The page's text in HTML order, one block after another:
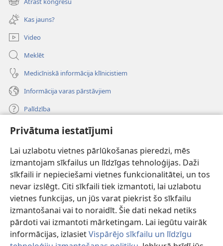
Privātuma iestatījumi
Lai uzlabotu vietnes pārlūkošanas pieredzi, mēs
izmantojam sīkfailus un līdzīgas tehnoloģijas. Daži
sīkfaili ir nepieciešami vietnes funkcionalitātei, un tos
nevar izslēgt. Citi sīkfaili tiek izmantoti, lai uzlabotu
vietnes funkcijas, un jūs varat piekrist šo sīkfailu
izmantošanai vai to noraidīt. Šie dati nekad netiks
pārdoti vai izmantoti mārketingam. Lai iegūtu vairāk
informācijas, izlasietVispārējo sīkfailu un līdzīgu
window)
(opens
new
window)
Kas jauns?
Video
Meklēt
Medicīniskā informācija klīnicistiem
Informācija varas pārstāvjiem
Palīdzība
Ziedojumi
new
Sargtorņa TIEŠSAISTES BIBLIOTĒKA
(opens
new
window)JW Hub ®
(opens
new
window)JW Library ®